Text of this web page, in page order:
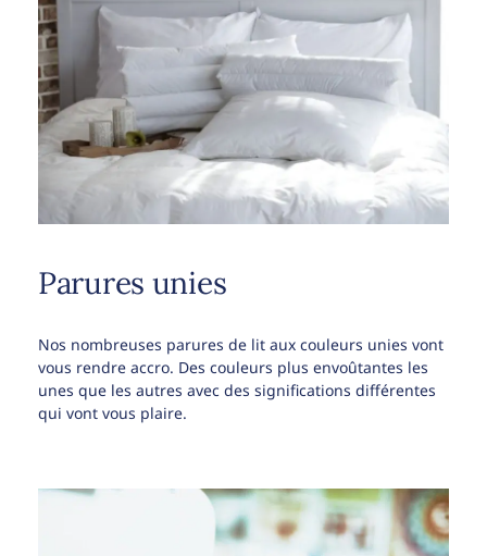
Parures unies
Nos nombreuses parures de lit aux couleurs unies vont
vous rendre accro. Des couleurs plus envoûtantes les
unes que les autres avec des significations différentes
qui vont vous plaire.